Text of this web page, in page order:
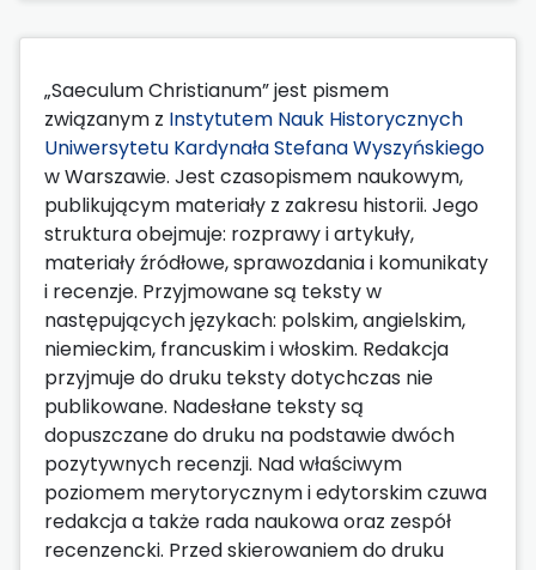
„Saeculum Christianum” jest pismem
związanym z Instytutem Nauk Historycznych
Uniwersytetu Kardynała Stefana Wyszyńskiego
w Warszawie. Jest czasopismem naukowym,
publikującym materiały z zakresu historii. Jego
struktura obejmuje: rozprawy i artykuły,
materiały źródłowe, sprawozdania i komunikaty
i recenzje. Przyjmowane są teksty w
następujących językach: polskim, angielskim,
niemieckim, francuskim i włoskim. Redakcja
przyjmuje do druku teksty dotychczas nie
publikowane. Nadesłane teksty są
dopuszczane do druku na podstawie dwóch
pozytywnych recenzji. Nad właściwym
poziomem merytorycznym i edytorskim czuwa
redakcja a także rada naukowa oraz zespół
recenzencki. Przed skierowaniem do druku